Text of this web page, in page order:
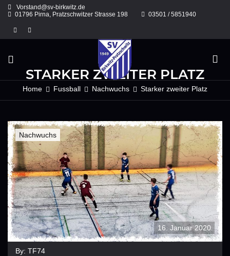
Skip
Vorstand@sv-birkwitz.de
01796 Pirna, Pratzschwitzer Strasse 198
03501 / 5851940
STARKER ZWEITER PLATZ
Home Fussball Nachwuchs Starker zweiter Platz
Nachwuchs
16. Januar 2020
By: TF74